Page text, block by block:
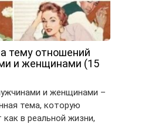
тему отношений
и женщинами (15
и женщинами –
тема, которую
в реальной жизни,